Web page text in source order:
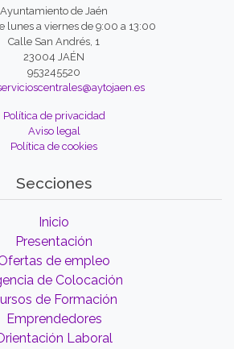
Ayuntamiento de Jaén
lunes a viernes de 9:00 a 13:00
Calle San Andrés, 1
23004 JAÉN
953245520
Política de privacidad
Aviso legal
Política de cookies
Secciones
Inicio
Presentación
de empleo
de Colocación
de Formación
Emprendedores
Laboral